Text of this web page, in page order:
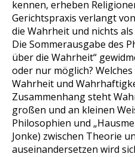
kennen, erheben
Gerichtspraxis verlangt
die Wahrheit und nichts
Die Sommerausgabe des
über die Wahrheit“
oder nur möglich?
Wahrheit und
Zusammenhang steht
großen und an kleinen
Philosophien und
Jonke) zwischen Theorie
auseinandersetzen wird